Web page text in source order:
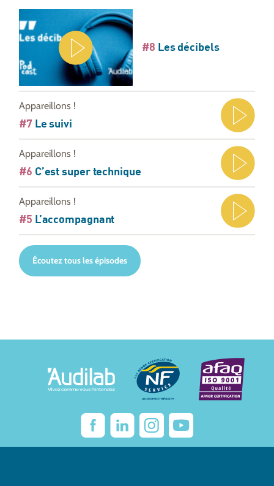
#8 Les décibels
Appareillons !
#7 Le suivi
Appareillons !
#6 C’est super technique
Appareillons !
#5 L’accompagnant
Écoutez tous les épisodes